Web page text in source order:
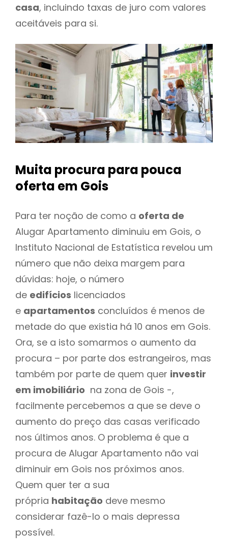
casa, incluindo taxas de juro com valores
aceitáveis para si.
Muita procura para pouca
oferta em Gois
Para ter noção de como a oferta de
Alugar Apartamento diminuiu em Gois, o
Instituto Nacional de Estatística revelou um
número que não deixa margem para
dúvidas: hoje, o número
de edifícios licenciados
e apartamentos concluídos é menos de
metade do que existia há 10 anos em Gois.
Ora, se a isto somarmos o aumento da
procura – por parte dos estrangeiros, mas
também por parte de quem quer investir
em imobiliário na zona de Gois -,
facilmente percebemos a que se deve o
aumento do preço das casas verificado
nos últimos anos. O problema é que a
procura de Alugar Apartamento não vai
diminuir em Gois nos próximos anos.
Quem quer ter a sua
própria habitação deve mesmo
considerar fazê-lo o mais depressa
possível.